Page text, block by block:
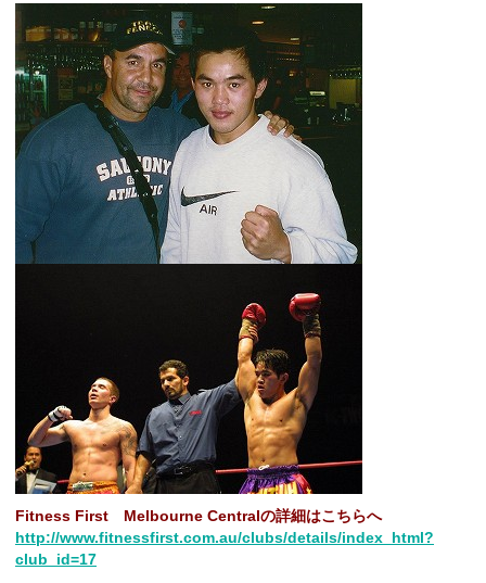
Fitness First Melbourne Centralの詳細はこちらへ
http://www.fitnessfirst.com.au/clubs/details/index_html?
club_id=17